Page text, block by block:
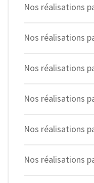
Nos réalisations
Nos réalisations
Nos réalisations
Nos réalisations
Nos réalisations
Nos réalisations